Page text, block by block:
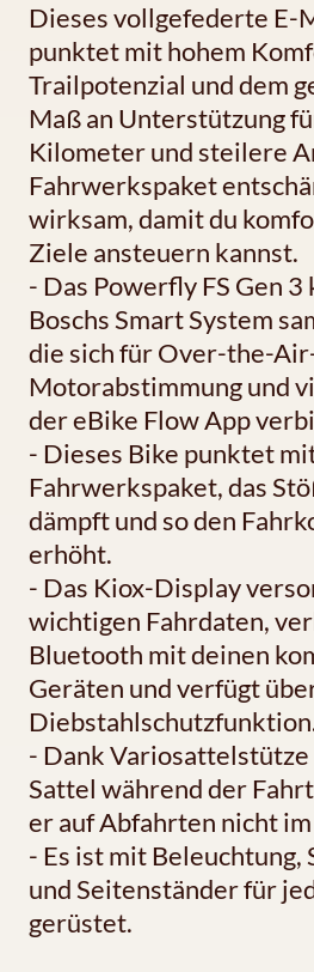
Dieses vollgefederte E-
punktet mit hohem
Trailpotenzial und dem
Maß an Unterstützung
Kilometer und steilere
Fahrwerkspaket
wirksam, damit du
Ziele ansteuern kannst.
- Das Powerfly FS Gen
Boschs Smart System
die sich für Over-the-
Motorabstimmung und
der eBike Flow App
- Dieses Bike punktet
Fahrwerkspaket, das
dämpft und so den
erhöht.
- Das Kiox-Display
wichtigen Fahrdaten,
Bluetooth mit deinen
Geräten und verfügt
- Dank Variosattelstütze
Sattel während der
er auf Abfahrten nicht
- Es ist mit Beleuchtung,
und Seitenständer für
gerüstet.